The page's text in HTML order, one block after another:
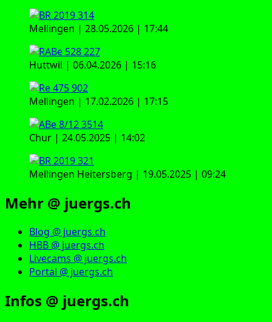
Mellingen | 28.05.2026 | 17:44
Huttwil | 06.04.2026 | 15:16
Mellingen | 17.02.2026 | 17:15
Chur | 24.05.2025 | 14:02
Mellingen Heitersberg | 19.05.2025 | 09:24
Mehr @ juergs.ch
Blog @ juergs.ch
HBB @ juergs.ch
Livecams @ juergs.ch
Portal @ juergs.ch
Infos @ juergs.ch